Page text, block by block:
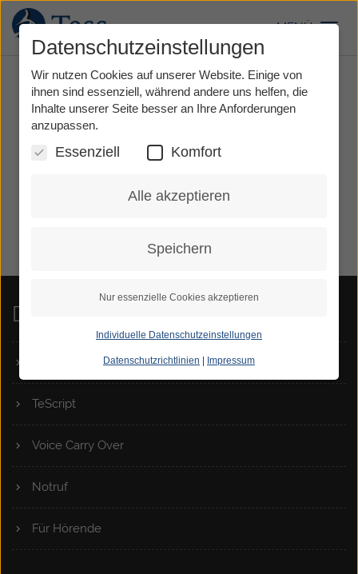
Direkt
zum
Inhalt
MENÜ
Dienste
TeScript
Voice Carry Over
Notruf
Für Hörende
Datenschutzeinstellungen
Wir nutzen Cookies auf unserer Website. Einige von
ihnen sind essenziell, während andere uns helfen, die
Inhalte unserer Seite besser an Ihre Anforderungen
anzupassen.
Essenziell Komfort
Alle akzeptieren
Speichern
Nur essenzielle Cookies akzeptieren
Individuelle Datenschutzeinstellungen
Datenschutzrichtlinien | Impressum